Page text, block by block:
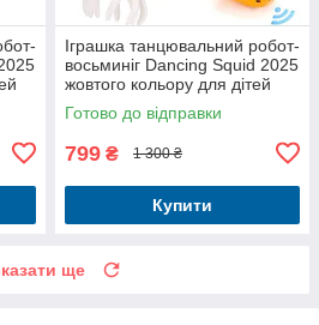
Іграшка танцювальний робот-
восьминіг Dancing Squid 2025
жовтого кольору для дітей
Готово до відправки
799 ₴ 1 300 ₴
Купити
ще